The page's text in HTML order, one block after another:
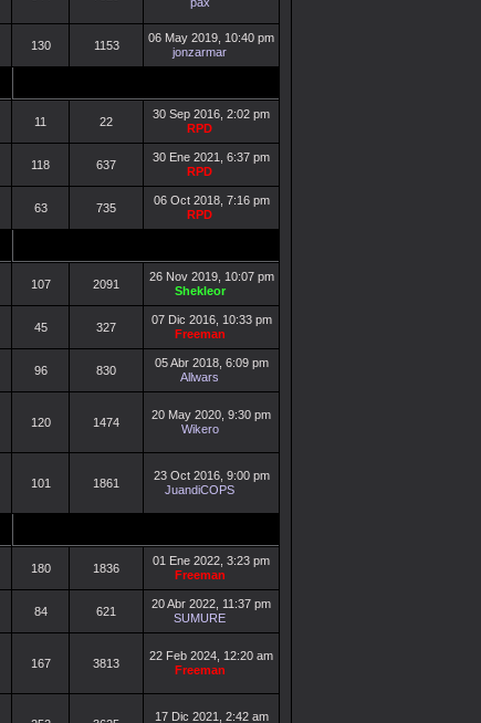
130 1153
06 May 2019, 10:40 pm
jonzarmar
11 22
30 Sep 2016, 2:02 pm
RPD
118 637
30 Ene 2021, 6:37 pm
RPD
63 735
06 Oct 2018, 7:16 pm
RPD
107 2091
26 Nov 2019, 10:07 pm
Shekleor
45 327
07 Dic 2016, 10:33 pm
Freeman
96 830
05 Abr 2018, 6:09 pm
Allwars
120 1474
20 May 2020, 9:30 pm
Wikero
101 1861
23 Oct 2016, 9:00 pm
JuandiCOPS
180 1836
01 Ene 2022, 3:23 pm
Freeman
84 621
20 Abr 2022, 11:37 pm
SUMURE
167 3813
22 Feb 2024, 12:20 am
Freeman
17 Dic 2021, 2:42 am